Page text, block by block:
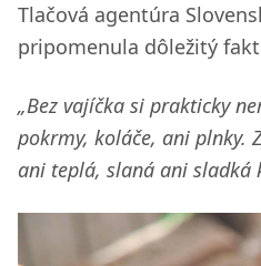
Tlačová agentúra
pripomenula dôležitý
„Bez vajíčka si prakticky
pokrmy, koláče, ani plnky.
ani teplá, slaná ani sladká